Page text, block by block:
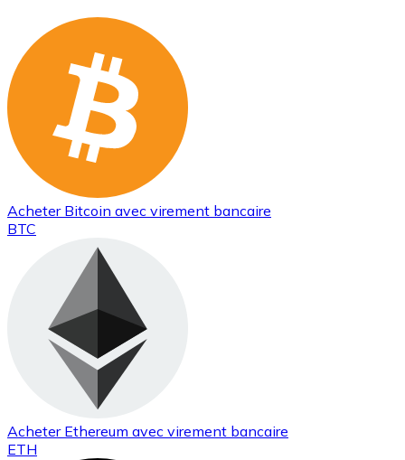
Acheter Bitcoin avec virement bancaire
BTC
Acheter Ethereum avec virement bancaire
ETH